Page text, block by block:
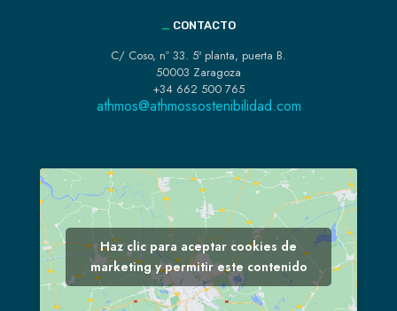
_ CONTACTO
C/ Coso, nº 33. 5ª planta, puerta B.
50003 Zaragoza
+34 662 500 765
athmos@athmossostenibilidad.com
Haz clic para aceptar cookies de
marketing y permitir este contenido